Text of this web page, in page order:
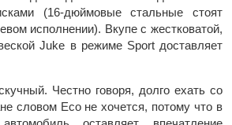
(16-дюймовые стальные стоят
исполнении). Вкупе с жестковатой,
Juke в режиме Sport доставляет
Честно говоря, долго ехать со
словом Eco не хочется, потому что в